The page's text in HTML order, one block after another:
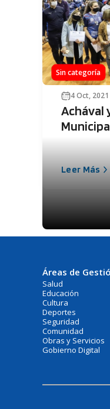
Sin categoría
4 Oct, 2021
Achával
Leer Más
Áreas de
Salud
Educación
Cultura
Deportes
Seguridad
Comunidad
Obras y Servicios
Gobierno Digital